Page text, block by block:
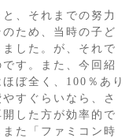
、それまでの努力
ため、当時の子ど
した。が、それで
す。また、今回紹
ぼ全く、100％あり
すぐらいなら、さ
した方が効率的で
た「ファミコン時